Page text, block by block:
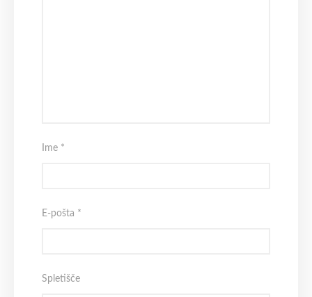
Ime *
E-pošta *
Spletišče